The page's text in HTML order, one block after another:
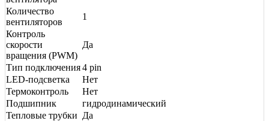
Количество
вентиляторов
1
Контроль
скорости
вращения (PWM)
Да
Тип подключения4 pin
LED-подсветка
Нет
Термоконтроль
Нет
Подшипник
гидродинамический
Тепловые трубки Да